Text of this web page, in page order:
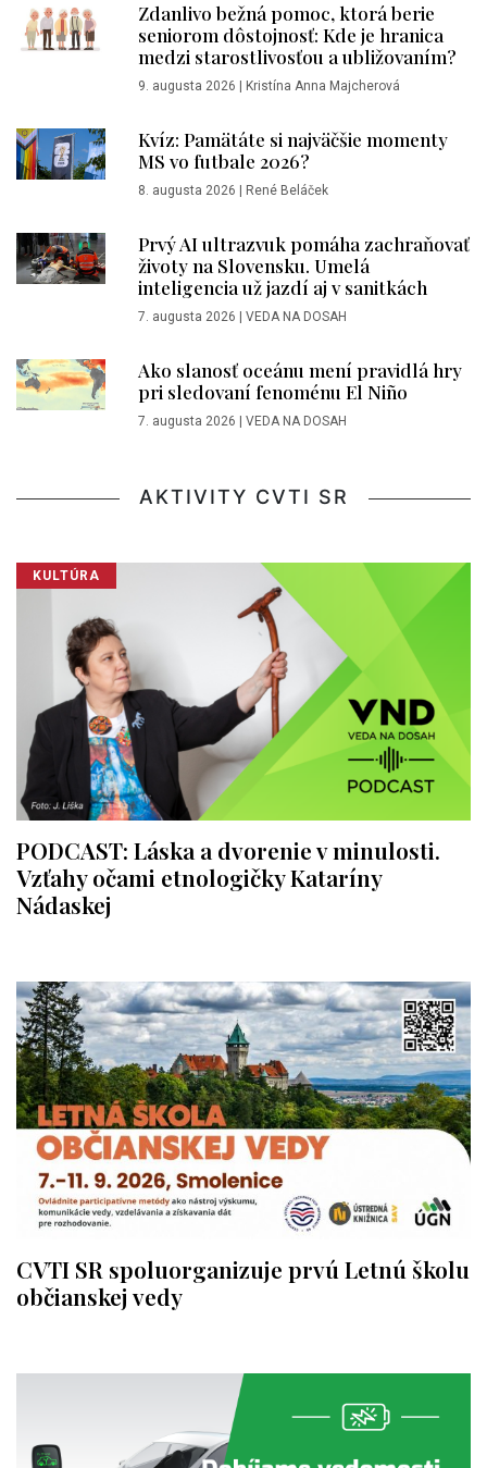
Zdanlivo bežná pomoc, ktorá berie
seniorom dôstojnosť: Kde je hranica
medzi starostlivosťou a ubližovaním?
9. augusta 2026 Kristína Anna Majcherová
Kvíz: Pamätáte si najväčšie momenty
MS vo futbale 2026?
8. augusta 2026 René Beláček
Prvý AI ultrazvuk pomáha zachraňovať
životy na Slovensku. Umelá
inteligencia už jazdí aj v sanitkách
7. augusta 2026 VEDA NA DOSAH
Ako slanosť oceánu mení pravidlá hry
pri sledovaní fenoménu El Niño
7. augusta 2026 VEDA NA DOSAH
AKTIVITY CVTI SR
KULTÚRA
PODCAST: Láska a dvorenie v minulosti.
Vzťahy očami etnologičky Kataríny
Nádaskej
CVTI SR spoluorganizuje prvú Letnú školu
občianskej vedy